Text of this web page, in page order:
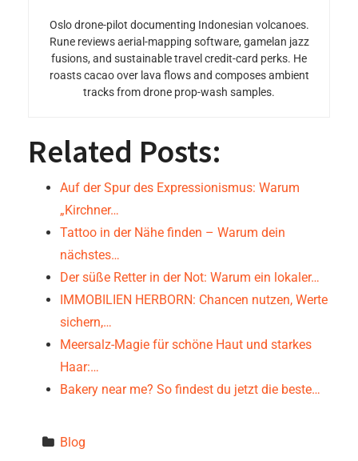
Oslo drone-pilot documenting Indonesian volcanoes.
Rune reviews aerial-mapping software, gamelan jazz
fusions, and sustainable travel credit-card perks. He
roasts cacao over lava flows and composes ambient
tracks from drone prop-wash samples.
Related Posts:
Auf der Spur des Expressionismus: Warum
„Kirchner…
Tattoo in der Nähe finden – Warum dein
nächstes…
Der süße Retter in der Not: Warum ein lokaler…
IMMOBILIEN HERBORN: Chancen nutzen, Werte
sichern,…
Meersalz-Magie für schöne Haut und starkes
Haar:…
Bakery near me? So findest du jetzt die beste…
Blog